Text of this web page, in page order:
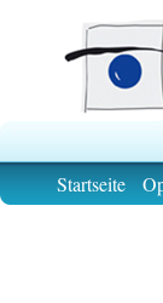
Startseite